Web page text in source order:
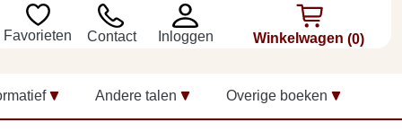
Favorieten Contact Inloggen Winkelwagen (0)
Andere talen Overige boeken